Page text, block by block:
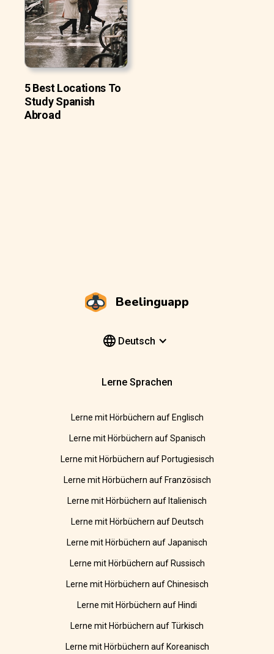
5 Best Locations To
Study Spanish
Abroad
Beelinguapp
Deutsch
Lerne Sprachen
Lerne mit Hörbüchern auf Englisch
Lerne mit Hörbüchern auf Spanisch
Lerne mit Hörbüchern auf Portugiesisch
Lerne mit Hörbüchern auf Französisch
Lerne mit Hörbüchern auf Italienisch
Lerne mit Hörbüchern auf Deutsch
Lerne mit Hörbüchern auf Japanisch
Lerne mit Hörbüchern auf Russisch
Lerne mit Hörbüchern auf Chinesisch
Lerne mit Hörbüchern auf Hindi
Lerne mit Hörbüchern auf Türkisch
Lerne mit Hörbüchern auf Koreanisch